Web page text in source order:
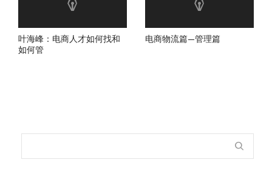
叶海峰：电商人才如何找和
如何管
电商物流篇—管理篇